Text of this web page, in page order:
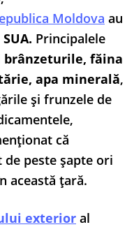
Moldova au
Principalele
făina
apa minerală,
și frunzele de
că
peste șapte ori
această țară.
exterior al